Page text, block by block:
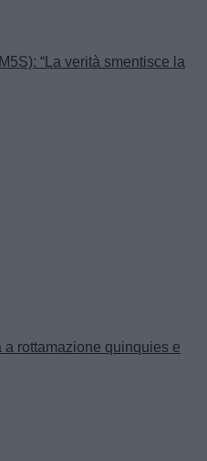
“La verità smentisce la
a rottamazione quinquies e